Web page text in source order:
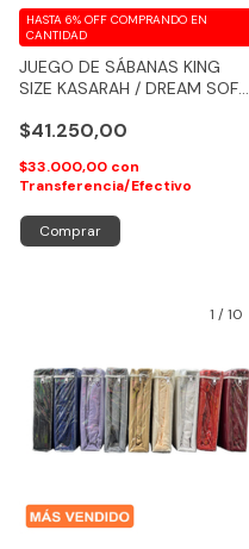
JUEGO DE SÁBANAS KING
SIZE KASARAH / DREAM SOFT
QUALITY)
$41.250,00
HASTA 6% OFF COMPRANDO EN
CANTIDAD
$33.000,00 con
Transferencia/Efectivo
Comprar
1 /10